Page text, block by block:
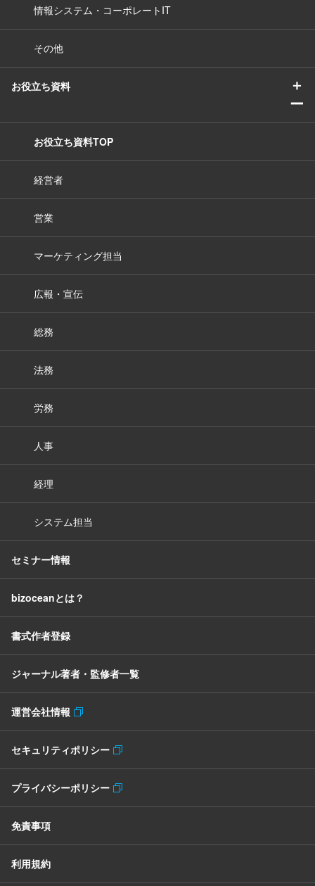
情報システム・コーポレートIT
その他
お役立ち資料
＋
ー
お役立ち資料TOP
経営者
営業
マーケティング担当
広報・宣伝
総務
法務
労務
人事
経理
システム担当
セミナー情報
bizoceanとは？
書式作者登録
ジャーナル著者・監修者一覧
運営会社情報
セキュリティポリシー
プライバシーポリシー
免責事項
利用規約